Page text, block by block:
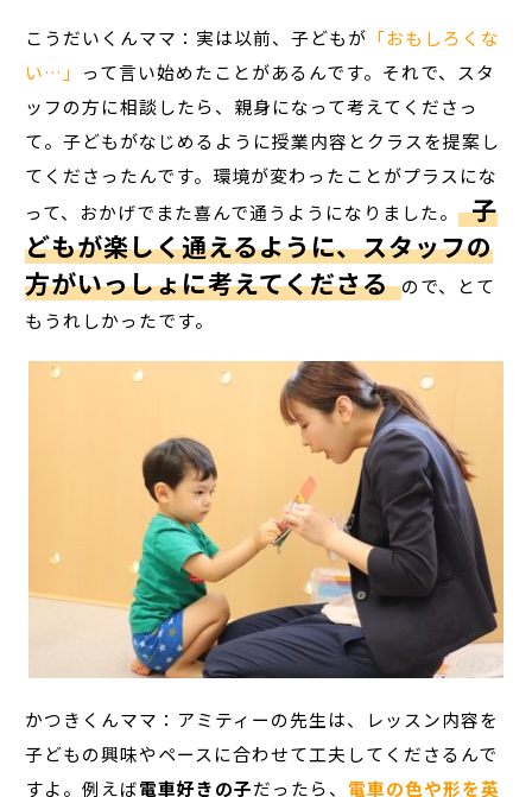
こうだいくんママ：実は以前、子どもが 「おもしろくな
い…」 って言い始めたことがあるんです。それで、スタ
ッフの方に相談したら、親身になって考えてくださっ
て。子どもがなじめるように授業内容とクラスを提案し
てくださったんです。環境が変わったことがプラスにな
って、おかげでまた喜んで通うようになりました。 子
どもが楽しく通えるように、スタッフの
方がいっしょに考えてくださる ので、とて
もうれしかったです。
かつきくんママ：アミティーの先生は、レッスン内容を
子どもの興味やペースに合わせて工夫してくださるんで
すよ。例えば電車好きの子だったら、 電車の色や形を英